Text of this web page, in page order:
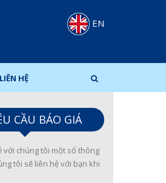
EN
LIÊN HỆ
CẦU BÁO GIÁ
với chúng tôi một số thông
tôi sẽ liên hệ với bạn khi